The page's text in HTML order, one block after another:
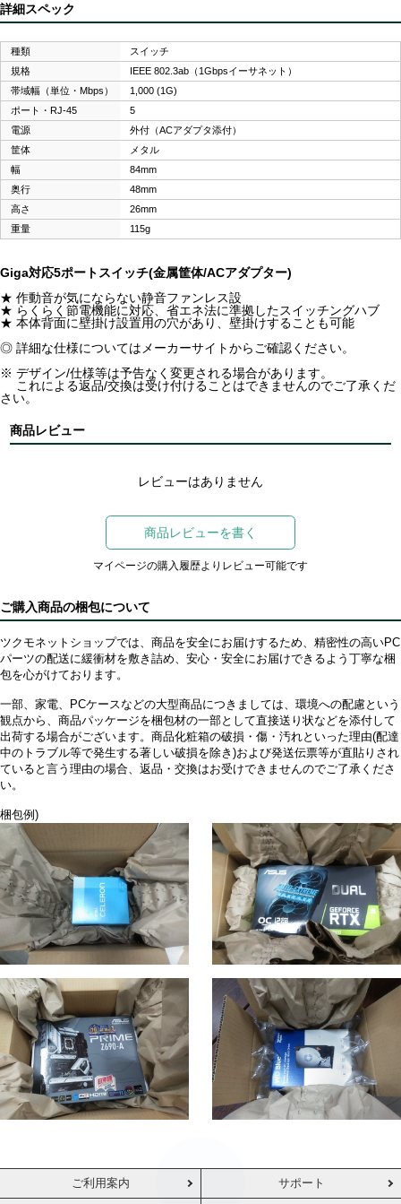
詳細スペック
種類
スイッチ
規格
IEEE 802.3ab（1Gbpsイーサネット）
帯域幅（単位・Mbps）
1,000 (1G)
ポート・RJ-45
5
電源
外付（ACアダプタ添付）
筐体
メタル
幅
84mm
奥行
48mm
高さ
26mm
重量
115g
Giga対応5ポートスイッチ(金属筐体/ACアダプター)
★ 作動音が気にならない静音ファンレス設
★ らくらく節電機能に対応、省エネ法に準拠したスイッチングハブ
★ 本体背面に壁掛け設置用の穴があり、壁掛けすることも可能
◎ 詳細な仕様についてはメーカーサイトからご確認ください。
※ デザイン/仕様等は予告なく変更される場合があります。
これによる返品/交換は受け付けることはできませんのでご了承くだ
さい。
商品レビュー
レビューはありません
商品レビューを書く
マイページの購入履歴よりレビュー可能です
ご購入商品の梱包について
ツクモネットショップでは、商品を安全にお届けするため、精密性の高いPC
パーツの配送に緩衝材を敷き詰め、安心・安全にお届けできるよう丁寧な梱
包を心がけております。
一部、家電、PCケースなどの大型商品につきましては、環境への配慮という
観点から、商品パッケージを梱包材の一部として直接送り状などを添付して
出荷する場合がございます。商品化粧箱の破損・傷・汚れといった理由(配達
中のトラブル等で発生する著しい破損を除き)および発送伝票等が直貼りされ
ていると言う理由の場合、返品・交換はお受けできませんのでご了承くださ
い。
梱包例)
ご利用案内 サポート